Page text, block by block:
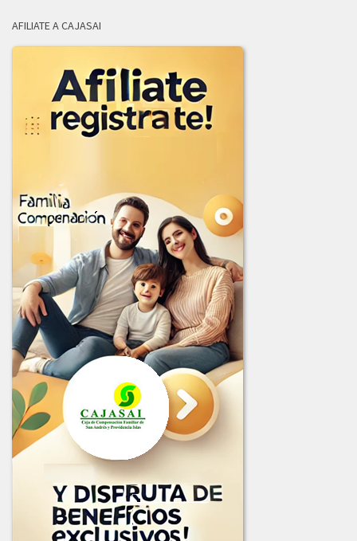
COMUNICADO_ADJUDICACION_LIC-003-2025.pdf
COMUNICADO_ADJUDICACION_LIC_004-2025.pdf
INFORME_EVALUACION_COMITE_COMPRAS_LIC-003-2025.pdf
INFORME_LICITACION_OFERTAS_004-2025.pdf
LICITACION_003_2025.PDF
LICITACION_DE_OFERTAS_001_DE_2025.PDF
LICITACION_DE_OFERTAS_002-2025.PDF
LICITACION_DE_OFERTA_004-2025.PDF
2024
COMUNICADO_ADJUDICACION_LIC-001-2024.pdf
COMUNICADO_ADJUDICACION_LIC-002-2024.pdf
INFORME_EVALUACION_LIC-002-2024.pdf
INFORME_LICITACION_OFERTAS_001-2024.pdf
LICITACION_2024-001.PDF
LICITACION_No_002-2024.pdf
AFILIATE A CAJASAI